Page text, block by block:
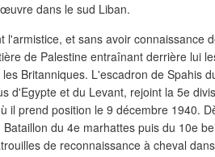
dans le sud Liban.
l'armistice, et sans avoir connaissance
de Palestine entraînant derrière lui
Britanniques. L'escadron de Spahis
d'Egypte et du Levant, rejoint la 5e
il prend position le 9 décembre 1940.
du 4e marhattes puis du 10e
de reconnaissance à cheval